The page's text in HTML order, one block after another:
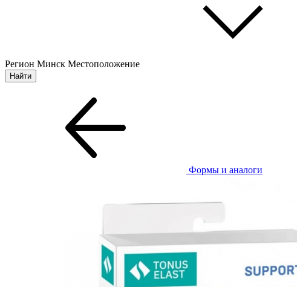
Регион Минск Местоположение
Формы и аналоги